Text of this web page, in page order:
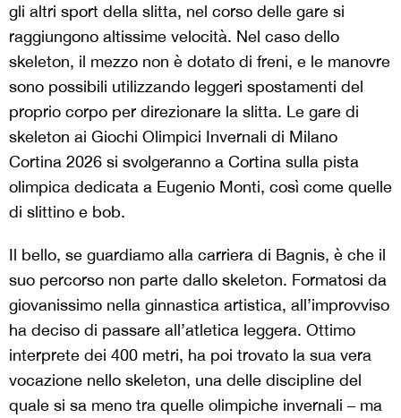
gli altri sport della slitta, nel corso delle gare si
raggiungono altissime velocità. Nel caso dello
skeleton, il mezzo non è dotato di freni, e le manovre
sono possibili utilizzando leggeri spostamenti del
proprio corpo per direzionare la slitta. Le gare di
skeleton ai Giochi Olimpici Invernali di Milano
Cortina 2026 si svolgeranno a Cortina sulla pista
olimpica dedicata a Eugenio Monti, così come quelle
di slittino e bob.
Il bello, se guardiamo alla carriera di Bagnis, è che il
suo percorso non parte dallo skeleton. Formatosi da
giovanissimo nella ginnastica artistica, all’improvviso
ha deciso di passare all’atletica leggera. Ottimo
interprete dei 400 metri, ha poi trovato la sua vera
vocazione nello skeleton, una delle discipline del
quale si sa meno tra quelle olimpiche invernali – ma